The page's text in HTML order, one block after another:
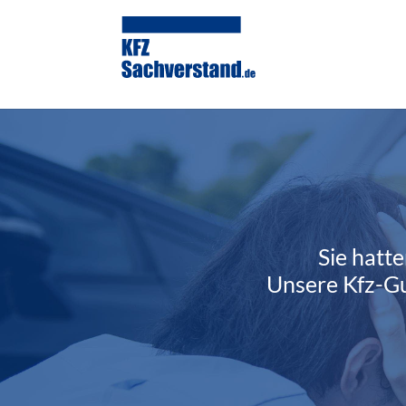
Sie
Unsere Kfz-